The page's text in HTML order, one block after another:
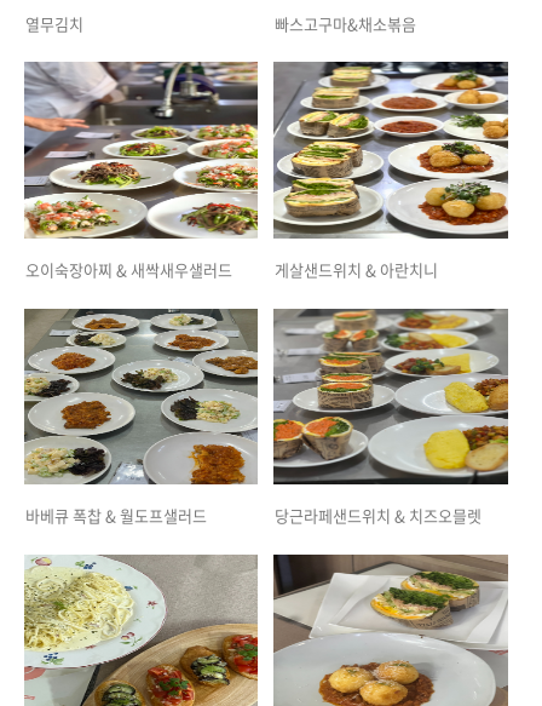
열무김치 빠스고구마&채소볶음
오이숙장아찌 & 새싹새우샐러드 게살샌드위치 & 아란치니
바베큐 폭찹 & 월도프샐러드 당근라페샌드위치 & 치즈오믈렛